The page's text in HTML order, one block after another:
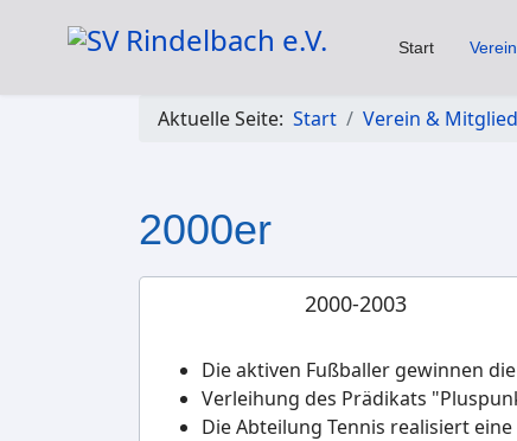
Start
Aktuelle Seite: Start Verein &
2000er
2000-2003
Die aktiven Fußballer gewinnen
Verleihung des Prädikats
Die Abteilung Tennis realisiert